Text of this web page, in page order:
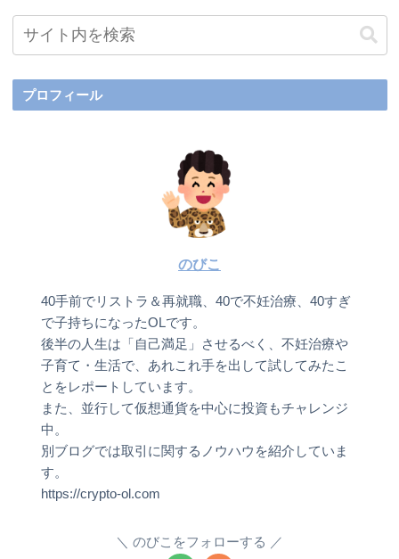
プロフィール
のびこ
40手前でリストラ＆再就職、40で不妊治療、40すぎ
で子持ちになったOLです。
後半の人生は「自己満足」させるべく、不妊治療や
子育て・生活で、あれこれ手を出して試してみたこ
とをレポートしています。
また、並行して仮想通貨を中心に投資もチャレンジ
中。
別ブログでは取引に関するノウハウを紹介していま
す。
https://crypto-ol.com
のびこをフォローする